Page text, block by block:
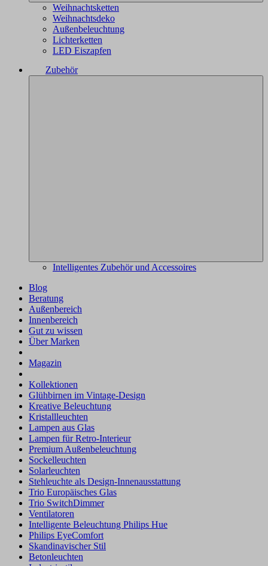
Weihnachtsketten
Weihnachtsdeko
Außenbeleuchtung
Lichterketten
LED Eiszapfen
Zubehör
Intelligentes Zubehör und Accessoires
Blog
Beratung
Außenbereich
Innenbereich
Gut zu wissen
Über Marken
Magazin
Kollektionen
Glühbirnen im Vintage-Design
Kreative Beleuchtung
Kristallleuchten
Lampen aus Glas
Lampen für Retro-Interieur
Premium Außenbeleuchtung
Sockelleuchten
Solarleuchten
Stehleuchte als Design-Innenausstattung
Trio Europäisches Glas
Trio SwitchDimmer
Ventilatoren
Intelligente Beleuchtung Philips Hue
Philips EyeComfort
Skandinavischer Stil
Betonleuchten